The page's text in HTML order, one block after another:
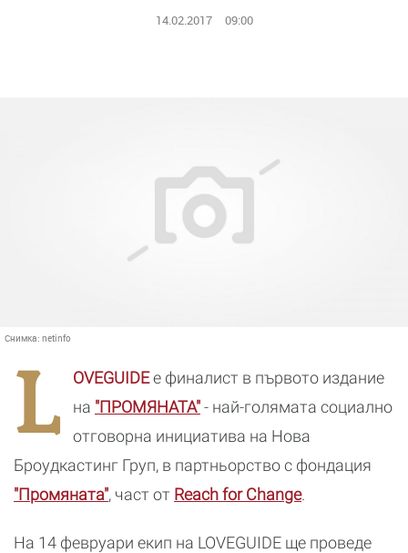
14.02.2017 09:00
Снимка: netinfo
L OVEGUIDEe финалист в първото издание
на "ПРОМЯНАТА"- най-голямата социално
отговорна инициатива на Нова
Броудкастинг Груп, в партньорство с фондация
"Промяната", част от Reach for Change.
На 14 февруари екип на LOVEGUIDE ще проведе